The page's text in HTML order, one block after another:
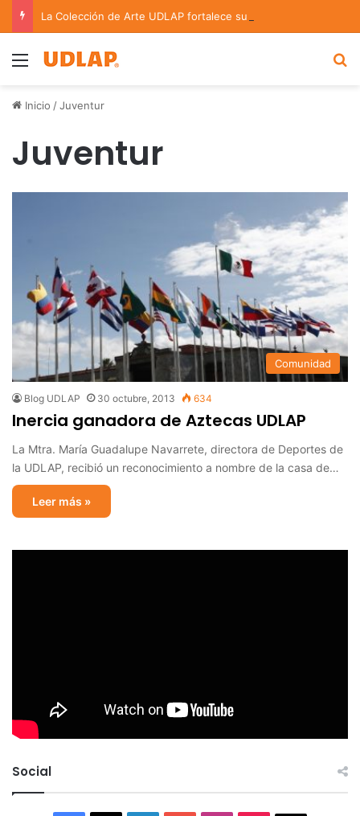
Menu
Inicio /Juventur
Juventur
Comunidad
Blog UDLAP 30 octubre, 2013 634
Inercia ganadora de Aztecas UDLAP
La Mtra. María Guadalupe Navarrete, directora de Deportes de
la UDLAP, recibió un reconocimiento a nombre de la casa de…
Leer más »
Social